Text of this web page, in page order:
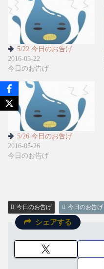
5/22 今日のお告げ
2016-05-22
今日のお告げ
5/26 今日のお告げ
2016-05-26
今日のお告げ
今日のお告げ 今日のお告げ
シェアする